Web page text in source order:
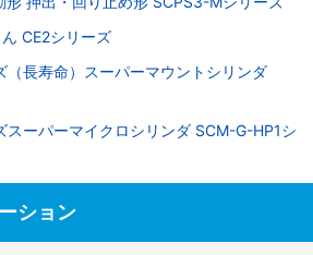
CE2シリーズ
（長寿命）スーパーマウントシリンダ
スーパーマイクロシリンダ SCM-G-HP1シ
ション